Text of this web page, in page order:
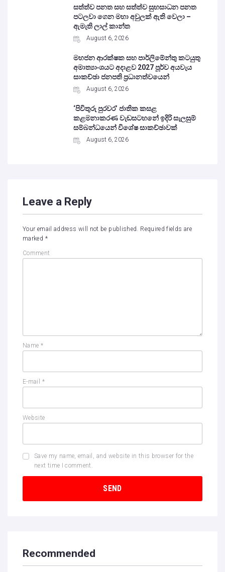
සත්ත්ව පනත සහ සත්ත්ව සුභසාධන පනත
පටලවා ගෙන මහා අවුලක් ඇති වෙලා –
ඇමැති ලාල් කාන්ත
August 6, 2026
මහජන ආරක්ෂක සහ පාර්ලිමේන්තු කටයුතු
අමාත්‍යාංශයට අදාළව 2027 පූර්ව අයවැය
සාකච්ඡා ජනපති ප්‍රධානත්වයෙන්
August 6, 2026
‘පිවිතුරු පුරවර’ ජාතික කසළ
කළමනාකරණ වැඩසටහනේ ඉදිරි සැලසුම්
සම්බන්ධයෙන් විශේෂ සාකච්ඡාවක්
August 6, 2026
Leave a Reply
Your email address will not be published. Required fields are
marked *
Comment
Name *
E-mail *
Website
Save my name, email, and website in this browser for the
next time I comment.
Recommended